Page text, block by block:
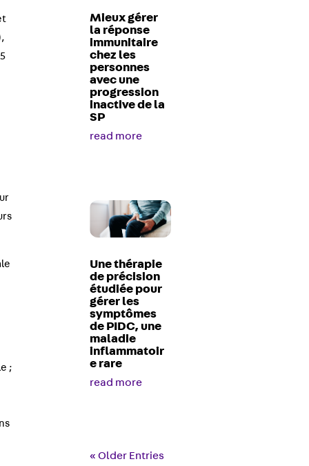
;
Mieux gérer
la réponse
immunitaire
chez les
personnes
avec une
progression
inactive de la
SP
read more
Une thérapie
de précision
étudiée pour
gérer les
symptômes
de PIDC, une
maladie
inflammatoir
e rare
read more
« Older Entries